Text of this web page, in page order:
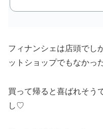
フィナンシェは店頭で
ットショップでもなかっ
買って帰ると喜ばれそ
し♡